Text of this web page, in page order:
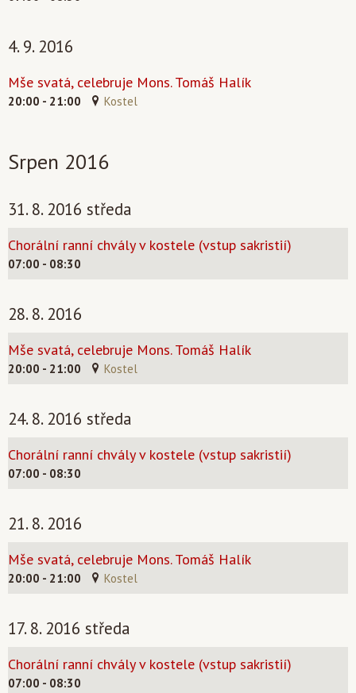
4. 9. 2016
Mše svatá, celebruje Mons. Tomáš Halík
20:00 - 21:00 Kostel
Srpen 2016
31. 8. 2016 středa
Chorální ranní chvály v kostele (vstup sakristií)
07:00 - 08:30
28. 8. 2016
Mše svatá, celebruje Mons. Tomáš Halík
20:00 - 21:00 Kostel
24. 8. 2016 středa
Chorální ranní chvály v kostele (vstup sakristií)
07:00 - 08:30
21. 8. 2016
Mše svatá, celebruje Mons. Tomáš Halík
20:00 - 21:00 Kostel
17. 8. 2016 středa
Chorální ranní chvály v kostele (vstup sakristií)
07:00 - 08:30